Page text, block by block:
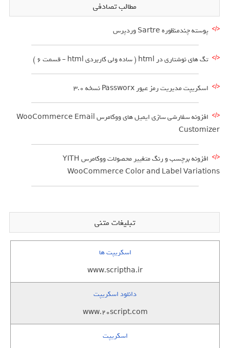
مطالب تصادفی
پوسته چندمنظوره Sartre وردپرس
تگ های نوشتاری در html ( ساده ولی کاربردی html – قسمت 6 )
اسکریپت مدیریت رمز عبور Passworx نسخه 3.0
افزونه سفارشی سازی ایمیل های ووکامرس WooCommerce Email
Customizer
افزونه برچسب و رنگ متغییر محصولات ووکامرس YITH
WooCommerce Color and Label Variations
تبلیغات متنی
اسکریپت ها
www.scriptha.ir
دانلود اسکریپت
www.20script.com
اسکریپت